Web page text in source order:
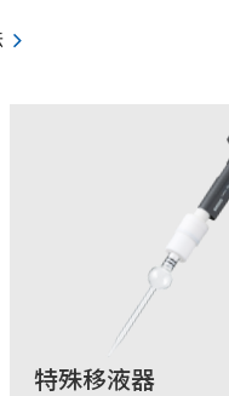
特殊移液器